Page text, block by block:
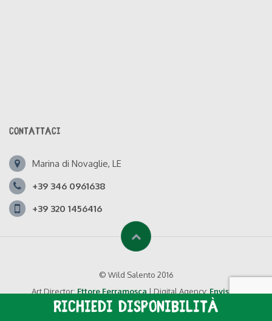
Richiedi disponibilità
CONTATTACI
Marina di Novaglie, LE
+39 346 0961638
+39 320 1456416
© Wild Salento 2016
Art Director: Ettore Ferramosca | Digital Agency: Envision
Privacy Policy